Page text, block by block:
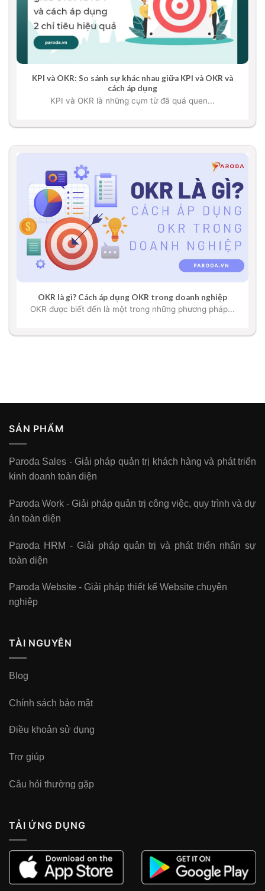
KPI và OKR: So sánh sự khác nhau giữa KPI và OKR và
cách áp dụng
KPI và OKR là những cụm từ đã quá quen...
OKR là gì? Cách áp dụng OKR trong doanh nghiệp
OKR được biết đến là một trong những phương pháp...
SẢN PHẨM
Paroda Sales - Giải pháp quản trị khách hàng và phát triển
kinh doanh toàn diện
Paroda Work - Giải pháp quản trị công việc, quy trình và dự
án toàn diện
Paroda HRM - Giải pháp quản trị và phát triển nhân sự
toàn diện
Paroda Website - Giải pháp thiết kế Website chuyên
nghiệp
TÀI NGUYÊN
Blog
Chính sách bảo mật
Điều khoản sử dụng
Trợ giúp
Câu hỏi thường gặp
TẢI ỨNG DỤNG